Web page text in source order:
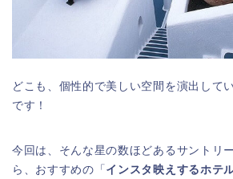
どこも、個性的で美しい空間を演出して
です！
今回は、そんな星の数ほどあるサントリ
ら、おすすめの「 インスタ映えするホテ